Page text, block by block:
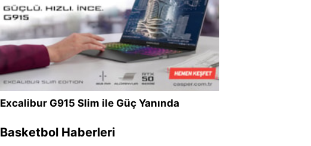
Excalibur G915 Slim ile Güç Yanında
Basketbol Haberleri